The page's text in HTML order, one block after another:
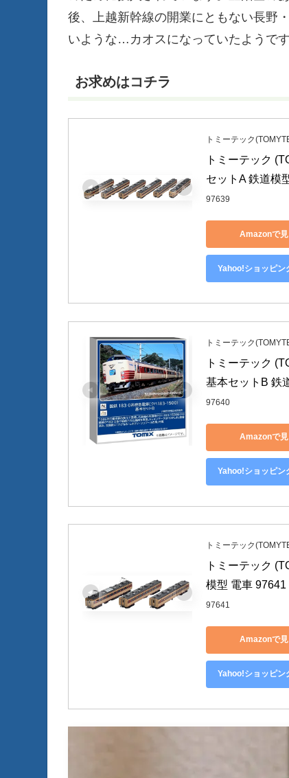
後、上越新幹線の開業にともない長野
いような…カオスになっていたようです
お求めはコチラ
トミーテック
トミーテック
セットA 鉄道模
97639
Amazonで見
Yahoo!ショッピン
トミーテック
トミーテック
基本セットB 鉄
97640
Amazonで見
Yahoo!ショッピン
トミーテック
トミーテック
模型 電車 97641
97641
Amazonで見
Yahoo!ショッピン